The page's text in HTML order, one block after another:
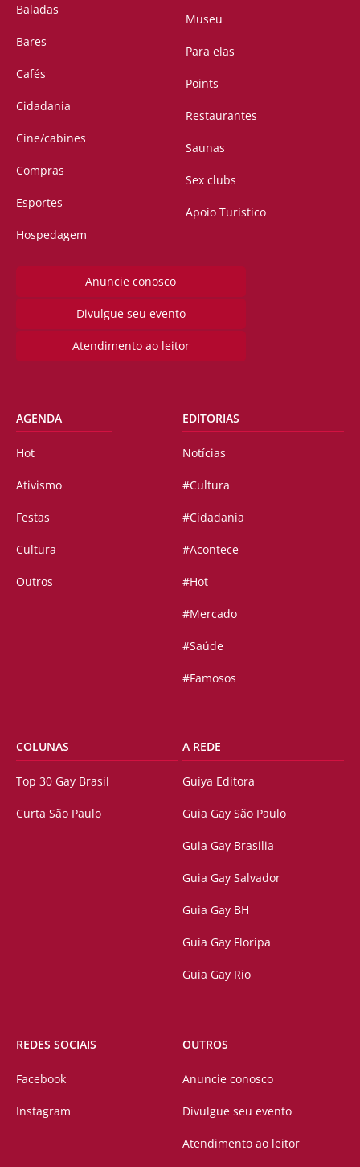
Baladas
Bares
Cafés
Cidadania
Cine/cabines
Compras
Esportes
Hospedagem
Museu
Para elas
Points
Restaurantes
Saunas
Sex clubs
Apoio Turístico
Anuncie conosco
Divulgue seu evento
Atendimento ao leitor
AGENDA
Hot
Ativismo
Festas
Cultura
Outros
EDITORIAS
Notícias
#Cultura
#Cidadania
#Acontece
#Hot
#Mercado
#Saúde
#Famosos
COLUNAS
Top 30 Gay Brasil
Curta São Paulo
A REDE
Guiya Editora
Guia Gay São Paulo
Guia Gay Brasilia
Guia Gay Salvador
Guia Gay BH
Guia Gay Floripa
Guia Gay Rio
REDES SOCIAIS
Facebook
Instagram
OUTROS
Anuncie conosco
Divulgue seu evento
Atendimento ao leitor